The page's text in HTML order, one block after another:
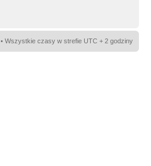
• Wszystkie czasy w strefie UTC + 2 godziny